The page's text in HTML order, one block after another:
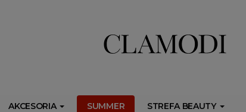
AKCESORIA SUMMER STREFA BEAUTY